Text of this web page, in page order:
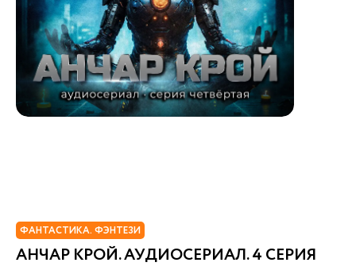
ФАНТАСТИКА. ФЭНТЕЗИ
АНЧАР КРОЙ. АУДИОСЕРИАЛ. 4 СЕРИЯ